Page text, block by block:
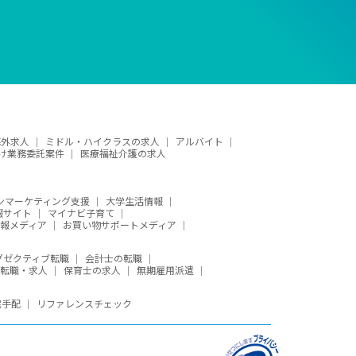
求人 ミドル・ハイクラスの求人
アルバイト
業務委託案件
医療福祉介護の求人
マーケティング支援
大学生活情報
サイト
マイナビ子育て
メディア
お買い物サポートメディア
ゼクティブ転職
会計士の転職
職・求人
保育士の求人 無期雇用派遣
配 リファレンスチェック